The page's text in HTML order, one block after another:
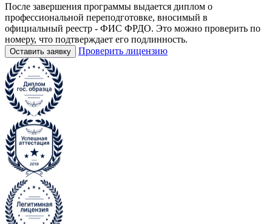
После завершения программы выдается диплом о
профессиональной переподготовке, вносимый в
официальный реестр - ФИС ФРДО. Это можно проверить по
номеру, что подтверждает его подлинность.
Оставить заявку Проверить лицензию